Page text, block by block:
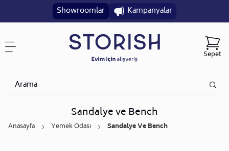
Showroomlar Kampanyalar
Sepet
Sandalye ve Bench
Anasayfa Yemek Odası Sandalye Ve Bench